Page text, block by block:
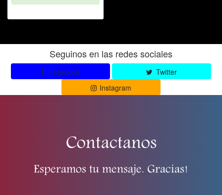
Seguinos en las redes sociales
Facebook
Twitter
Instagram
Contactanos
Esperamos tu mensaje. Gracias!